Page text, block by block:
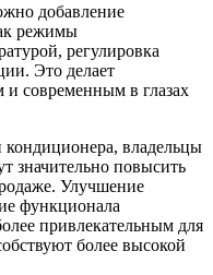
добавление
режимы
регулировка
Это делает
и современным в глазах
кондиционера, владельцы
значительно повысить
Улучшение
функционала
привлекательным для
более высокой